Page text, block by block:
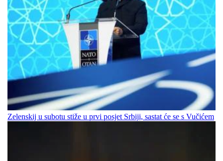
Zelenskij u subotu stiže u prvi posjet Srbiji, sastat će se s Vučićem